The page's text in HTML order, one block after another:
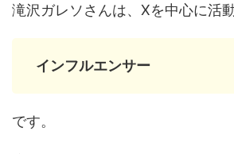
滝沢ガレソさんは、Xを中心に活
インフルエンサー
です。